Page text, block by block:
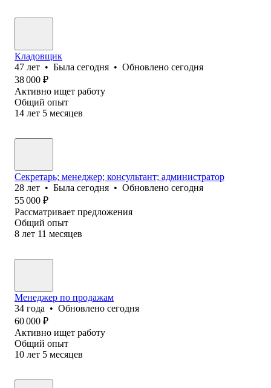
Кладовщик
47 лет • Была сегодня • Обновлено сегодня
38 000 ₽
Активно ищет работу
Общий опыт
14 лет 5 месяцев
Секретарь; менеджер; консультант; администратор
28 лет • Была сегодня • Обновлено сегодня
55 000 ₽
Рассматривает предложения
Общий опыт
8 лет 11 месяцев
Менеджер по продажам
34 года • Обновлено сегодня
60 000 ₽
Активно ищет работу
Общий опыт
10 лет 5 месяцев